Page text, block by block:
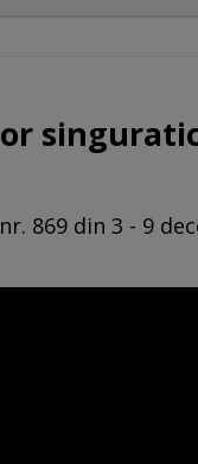
869 din 3 - 9